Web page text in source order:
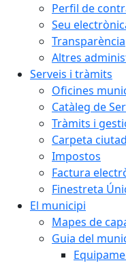
Perfil de
Seu
Transparència
Altres
Serveis i tràmits
Oficines
Catàleg de
Tràmits i
Carpeta
Impostos
Factura
Finestreta
El municipi
Mapes de
Guia del